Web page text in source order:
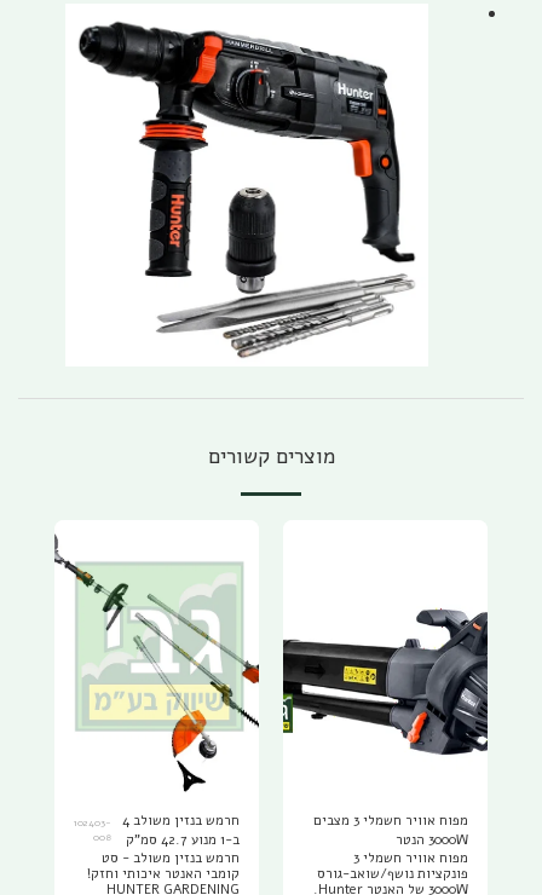
מוצרים קשורים
מפוח אוויר חשמלי 3 מצבים
3000W הנטר
מפוח אוויר חשמלי 3
פונקציות נושף/שואב-גורס
3000W של האנטר Hunter.
חרמש בנזין משולב 4
ב-1 מנוע 42.7 סמ"ק
האנטר במחיר מיוחד
והטבה יחודית ושליח
102403-
008
חרמש בנזין משולב - סט
קומבי האנטר איכותי וחזק!
HUNTER GARDENING